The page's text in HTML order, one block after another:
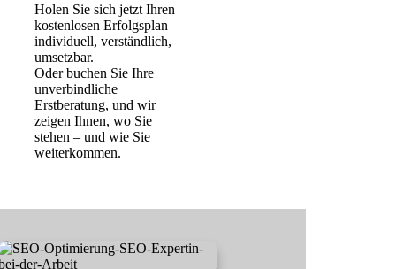
Holen Sie sich jetzt Ihren
kostenlosen Erfolgsplan –
individuell, verständlich,
umsetzbar.
Oder buchen Sie Ihre
unverbindliche
Erstberatung, und wir
zeigen Ihnen, wo Sie
stehen – und wie Sie
weiterkommen.